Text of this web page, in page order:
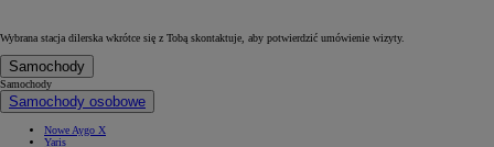
Wybrana stacja dilerska wkrótce się z Tobą skontaktuje, aby potwierdzić umówienie wizyty.
Samochody
Samochody
Samochody osobowe
Nowe Aygo X
Yaris